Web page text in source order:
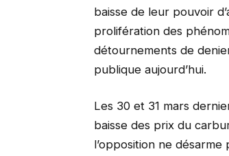
baisse de leur pouvoir
prolifération des
détournements de
publique aujourd’hui.
Les 30 et 31 mars
baisse des prix du
l’opposition ne